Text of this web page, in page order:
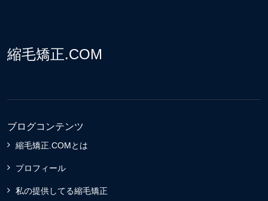
縮毛矯正.COM
ブログコンテンツ
縮毛矯正.COMとは
プロフィール
私の提供してる縮毛矯正